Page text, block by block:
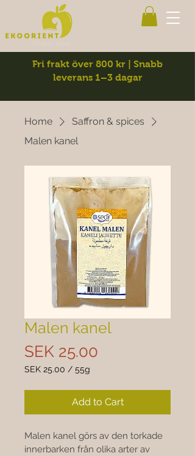
Fri frakt över 800 kr | Snabb
leverans 1–3 dagar
Home
Saffron & spices
Malen kanel
Malen kanel
SEK 25.00
SEK 25.00 / 55g
per
Grams
Add to Cart
Malen kanel görs av den torkade
innerbarken från olika arter av